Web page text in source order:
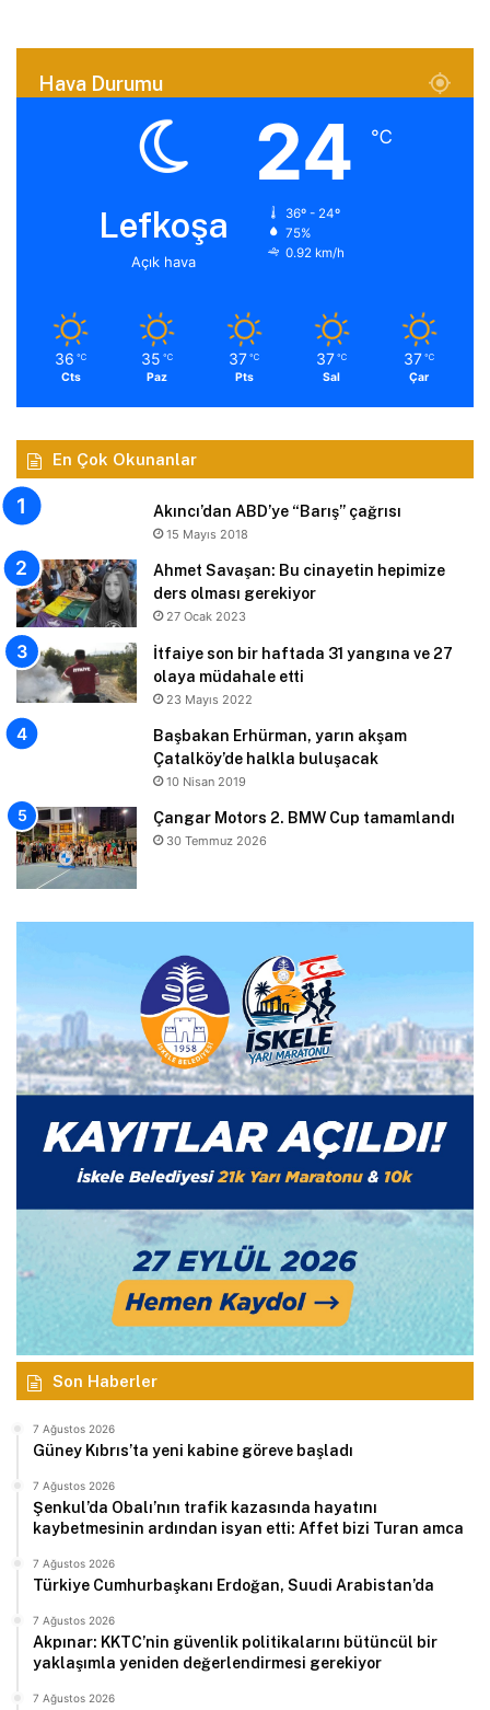
Hava Durumu
Lefkoşa
Açık hava
24 ℃
36º - 24º
75%
0.92 km/h
36 ℃
Cts
35 ℃
Paz
37 ℃
Pts
37 ℃
Sal
37 ℃
Çar
En Çok Okunanlar
Akıncı’dan ABD’ye “Barış” çağrısı
15 Mayıs 2018
Ahmet Savaşan: Bu cinayetin hepimize
ders olması gerekiyor
27 Ocak 2023
İtfaiye son bir haftada 31 yangına ve 27
olaya müdahale etti
23 Mayıs 2022
Başbakan Erhürman, yarın akşam
Çatalköy’de halkla buluşacak
10 Nisan 2019
Çangar Motors 2. BMW Cup tamamlandı
30 Temmuz 2026
Son Haberler
7 Ağustos 2026
Güney Kıbrıs’ta yeni kabine göreve başladı
7 Ağustos 2026
Şenkul’da Obalı’nın trafik kazasında hayatını
kaybetmesinin ardından isyan etti: Affet bizi Turan amca
7 Ağustos 2026
Türkiye Cumhurbaşkanı Erdoğan, Suudi Arabistan’da
7 Ağustos 2026
Akpınar: KKTC’nin güvenlik politikalarını bütüncül bir
yaklaşımla yeniden değerlendirmesi gerekiyor
7 Ağustos 2026